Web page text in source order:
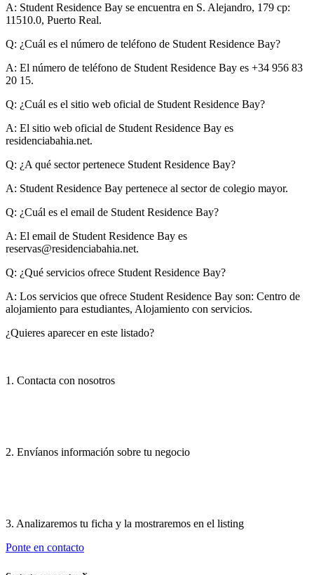
A: Student Residence Bay se encuentra en S. Alejandro, 179 cp:
11510.0, Puerto Real.
Q: ¿Cuál es el número de teléfono de Student Residence Bay?
A: El número de teléfono de Student Residence Bay es +34 956 83
20 15.
Q: ¿Cuál es el sitio web oficial de Student Residence Bay?
A: El sitio web oficial de Student Residence Bay es
residenciabahia.net.
Q: ¿A qué sector pertenece Student Residence Bay?
A: Student Residence Bay pertenece al sector de colegio mayor.
Q: ¿Cuál es el email de Student Residence Bay?
A: El email de Student Residence Bay es
reservas@residenciabahia.net.
Q: ¿Qué servicios ofrece Student Residence Bay?
A: Los servicios que ofrece Student Residence Bay son: Centro de
alojamiento para estudiantes, Alojamiento con servicios.
¿Quieres aparecer en este listado?
1. Contacta con nosotros
2. Envíanos información sobre tu negocio
3. Analizaremos tu ficha y la mostraremos en el listing
Ponte en contacto